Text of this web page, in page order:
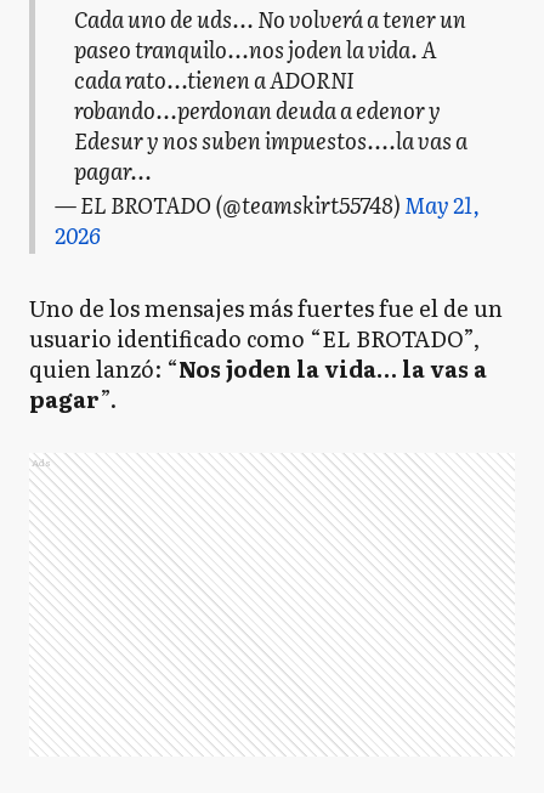
Cada uno de uds... No volverá a tener un
paseo tranquilo...nos joden la vida. A
cada rato...tienen a ADORNI
robando...perdonan deuda a edenor y
Edesur y nos suben impuestos....la vas a
pagar...
— EL BROTADO (@teamskirt55748)May 21,
2026
Uno de los mensajes más fuertes fue el de un
usuario identificado como “EL BROTADO”,
quien lanzó: “Nos joden la vida… la vas a
pagar”.
Ads